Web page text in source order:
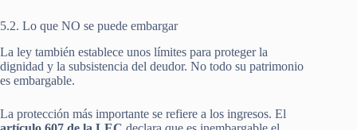
5.2. Lo que NO se puede embargar
La ley también establece unos límites para proteger la
dignidad y la subsistencia del deudor. No todo su patrimonio
es embargable.
La protección más importante se refiere a los ingresos. El